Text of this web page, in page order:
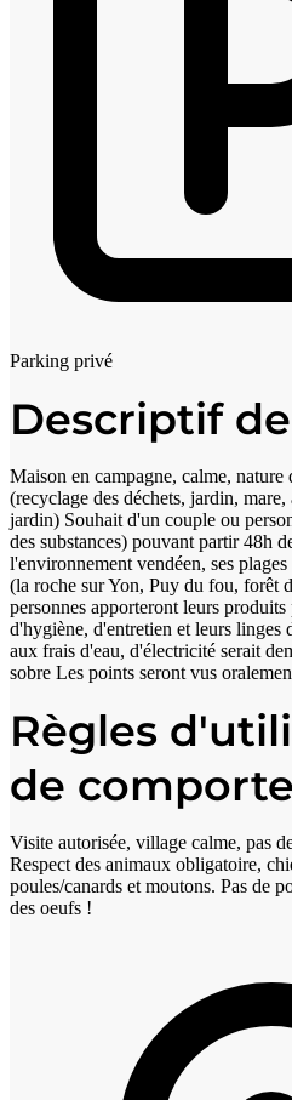
Parking privé
Descriptif
Maison en campagne, calme, nature
(recyclage des déchets, jardin,
jardin) Souhait d'un couple ou
des substances) pouvant partir 48h
l'environnement vendéen, ses
(la roche sur Yon, Puy du fou, forêt
personnes apporteront leurs
d'hygiène, d'entretien et leurs linges
aux frais d'eau, d'électricité serait
sobre Les points seront vus
Règles
de
Visite autorisée, village calme, pas
Respect des animaux obligatoire,
poules/canards et moutons. Pas de
des oeufs !